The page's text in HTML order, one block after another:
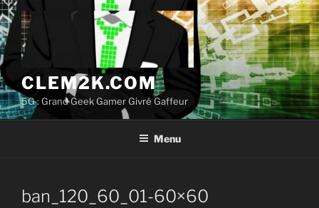
Aller
au
contenu
principal
CLEM2K.COM
5G : Grand Geek Gamer Givré Gaffeur
Menu
ban_120_60_01-60×60